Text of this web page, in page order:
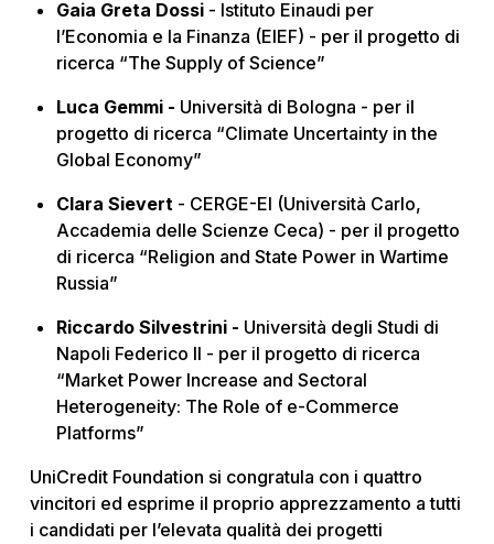
Gaia Greta Dossi- Istituto Einaudi per
l’Economia e la Finanza (EIEF) - per il progetto di
ricerca “The Supply of Science”
Luca Gemmi - Università di Bologna - per il
progetto di ricerca “Climate Uncertainty in the
Global Economy”
Clara Sievert- CERGE-EI (Università Carlo,
Accademia delle Scienze Ceca) - per il progetto
di ricerca “Religion and State Power in Wartime
Russia”
Riccardo Silvestrini - Università degli Studi di
Napoli Federico II - per il progetto di ricerca
“Market Power Increase and Sectoral
Heterogeneity: The Role of e-Commerce
Platforms”
UniCredit Foundation si congratula con i quattro
vincitori ed esprime il proprio apprezzamento a tutti
i candidati per l’elevata qualità dei progetti